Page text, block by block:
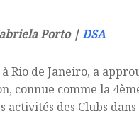
Porto |DSA
Rio de Janeiro, a
connue comme la
des Clubs